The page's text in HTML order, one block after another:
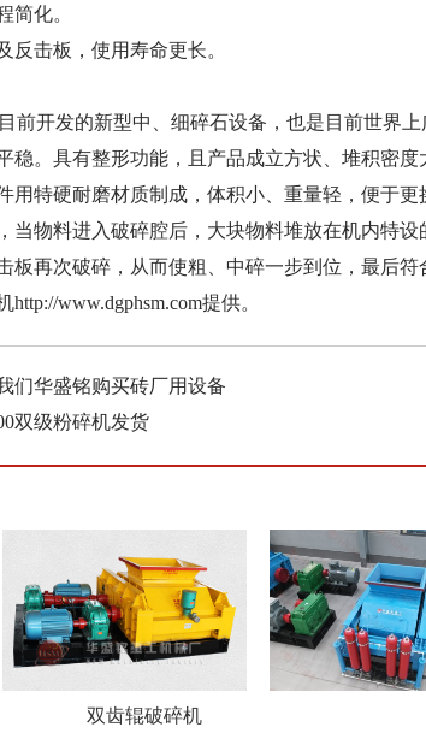
简化。
反击板，使用寿命更长。
开发的新型中、细碎石设备，也是目前世界
稳。具有整形功能，且产品成立方状、堆积密
用特硬耐磨材质制成，体积小、重量轻，便于
当物料进入破碎腔后，大块物料堆放在机内特
板再次破碎，从而使粗、中碎一步到位，最后符
www.dgphsm.com提供。
们华盛铭购买砖厂用设备
双级粉碎机发货
双齿辊破碎机